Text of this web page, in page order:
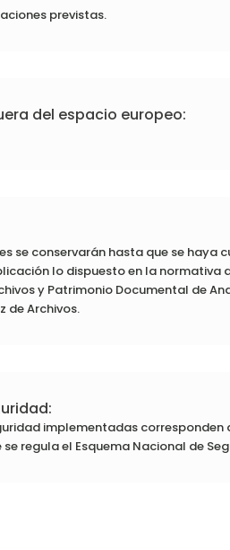
previstas.
del espacio europeo:
se conservarán hasta que se
lo dispuesto en la normativa
y Patrimonio Documental de
de Archivos.
implementadas
se regula el Esquema Nacional de